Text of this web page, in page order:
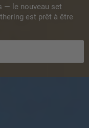
— le nouveau set
est prêt à être